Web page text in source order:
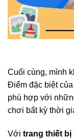
Cuối cùng, mình
Điểm đặc biệt
phù hợp với
chơi bất kỳ thời
Với trang thiết bị